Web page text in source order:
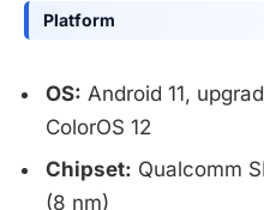
Platform
OS: Android 11,
ColorOS 12
Chipset: Qualcomm
(8 nm)